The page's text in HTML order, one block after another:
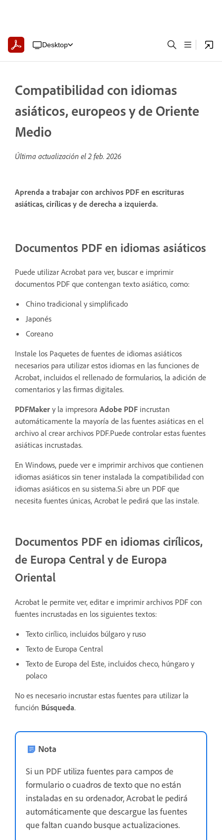
Desktop
Compatibilidad con idiomas
asiáticos, europeos y de Oriente
Medio
Última actualización el2 feb. 2026
Aprenda a trabajar con archivos PDF en escrituras
asiáticas, cirílicas y de derecha a izquierda.
Documentos PDF en idiomas asiáticos
Puede utilizar Acrobat para ver, buscar e imprimir
documentos PDF que contengan texto asiático, como:
Chino tradicional y simplificado
Japonés
Coreano
Instale los Paquetes de fuentes de idiomas asiáticos
necesarios para utilizar estos idiomas en las funciones de
Acrobat, incluidos el rellenado de formularios, la adición de
comentarios y las firmas digitales.
PDFMaker y la impresora Adobe PDF incrustan
automáticamente la mayoría de las fuentes asiáticas en el
archivo al crear archivos PDF.Puede controlar estas fuentes
asiáticas incrustadas.
En Windows, puede ver e imprimir archivos que contienen
idiomas asiáticos sin tener instalada la compatibilidad con
idiomas asiáticos en su sistema.Si abre un PDF que
necesita fuentes únicas, Acrobat le pedirá que las instale.
Documentos PDF en idiomas cirílicos,
de Europa Central y de Europa
Oriental
Acrobat le permite ver, editar e imprimir archivos PDF con
fuentes incrustadas en los siguientes textos:
Texto cirílico, incluidos búlgaro y ruso
Texto de Europa Central
Texto de Europa del Este, incluidos checo, húngaro y
polaco
No es necesario incrustar estas fuentes para utilizar la
función Búsqueda.
Nota
Si un PDF utiliza fuentes para campos de
formulario o cuadros de texto que no están
instaladas en su ordenador, Acrobat le pedirá
automáticamente que descargue las fuentes
que faltan cuando busque actualizaciones.